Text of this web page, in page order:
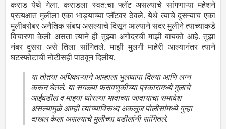
कराड येथे गेला. कराडला स्वत:चा फ्लॅट असल्याचे सांगणाऱ्या महेशने
प्रत्यक्षात मुलीला एका भाड्याच्या प्लॅटवर ठेवले. येथे त्याचे दुसऱ्याच एका
मुलीबरोबर अनैतिक संबध असल्याचे दिसून आल्याने सदर मुलीने त्याच्याकडे
विचारणा केली असता त्याने ही तुझ्या अगोदरची माझी बायको आहे. तुझा
नंबर दुसरा असे तिला सांगितले. माझी मुलगी माहेरी आल्यानंतर त्याने
घटस्फोटाची नोटीसही पाठवून दिलीय.
या तोतया अधिकाऱ्याने आम्हाला भुलथापा दिल्या आणि लग्न
करून घेतले. या सगळ्या फसवणुकीच्या प्रकारामध्ये मुलाचे
आईवडील व माझ्या थोरल्या भावाच्या जावायाचा समावेश
असल्यामुळे आम्ही त्यांच्याविरूध्द अकलूज पोलीसांमध्ये गुन्हा
दाखल केला असल्याचे मुलीच्या वडीलांनी सांगितले.